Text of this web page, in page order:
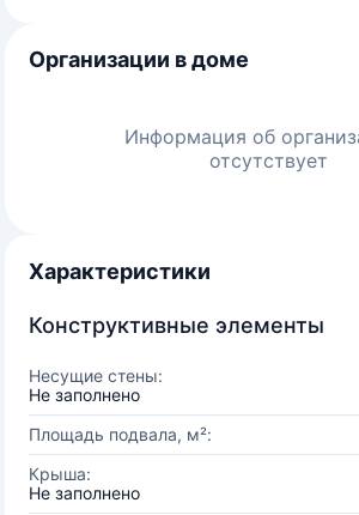
Организации в доме
Информация об
отсутствует
Характеристики
Конструктивные элементы
Несущие стены:
Не заполнено
Площадь подвала, м²:
Крыша:
Не заполнено